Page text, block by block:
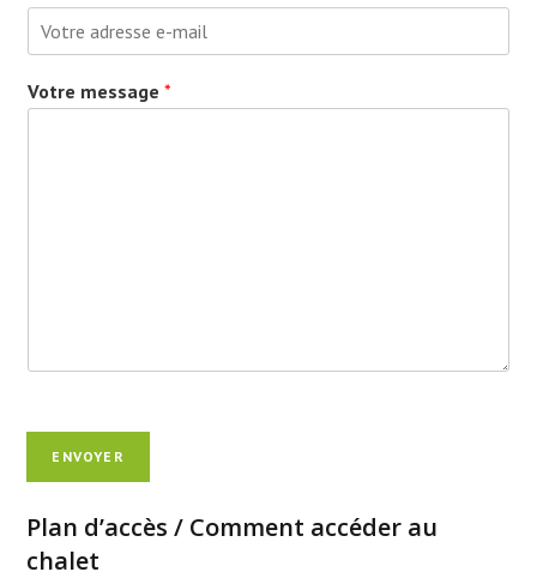
Votre message*
ENVOYER
Plan d’accès / Comment accéder au
chalet